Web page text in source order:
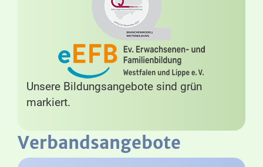
Unsere Bildungsangebote sind grün
markiert.
Verbandsangebote